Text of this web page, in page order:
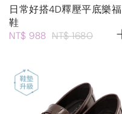
日常好搭4D釋壓平底樂福
鞋
NT$ 988 NT$ 1680